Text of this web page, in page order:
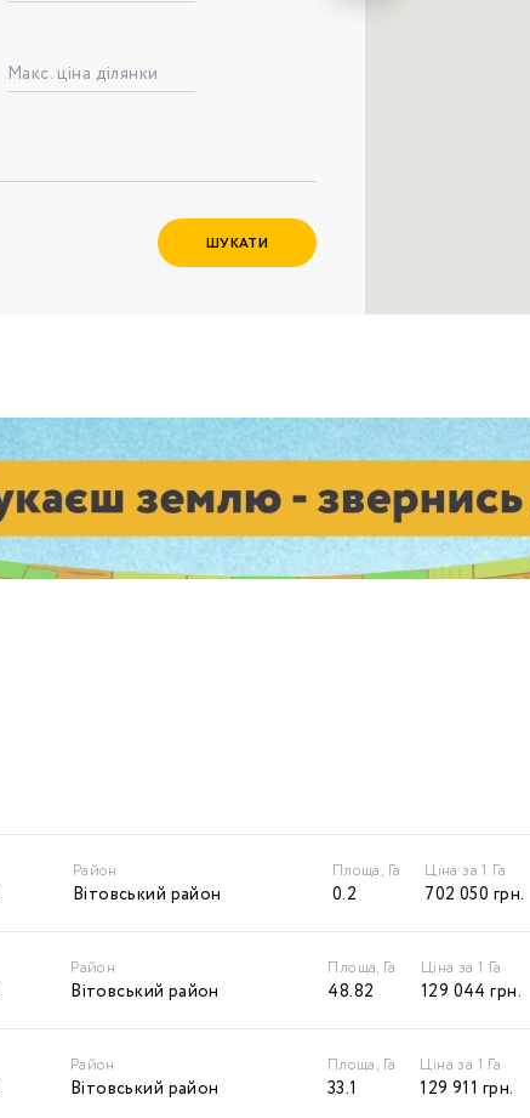
Макс. ціна ділянки
ШУКАТИ
Район
Вітовський район
Площа, Га
0.2
Ціна за 1 Га
702 050 грн.
Район
Вітовський район
Площа, Га
48.82
Ціна за 1 Га
129 044 грн.
Район
Вітовський район
Площа, Га
33.1
Ціна за 1 Га
129 911 грн.
Немає облікового запису?
Номер телефона